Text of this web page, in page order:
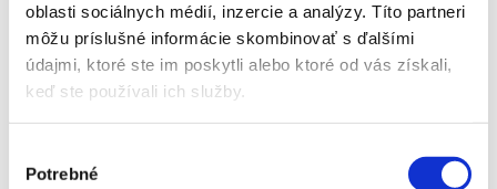
oblasti sociálnych médií, inzercie a analýzy. Títo partneri
môžu príslušné informácie skombinovať s ďalšími
údajmi, ktoré ste im poskytli alebo ktoré od vás získali,
keď ste používali ich služby.
súhlasu
Potrebné